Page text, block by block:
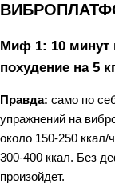
Миф 1: 10 минут
похудение на 5
Правда: само по
упражнений на
около 150-250
300-400 ккал. Без
произойдет.